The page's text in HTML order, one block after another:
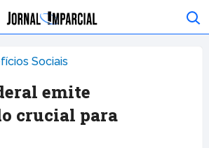
Sociais
emite
crucial para